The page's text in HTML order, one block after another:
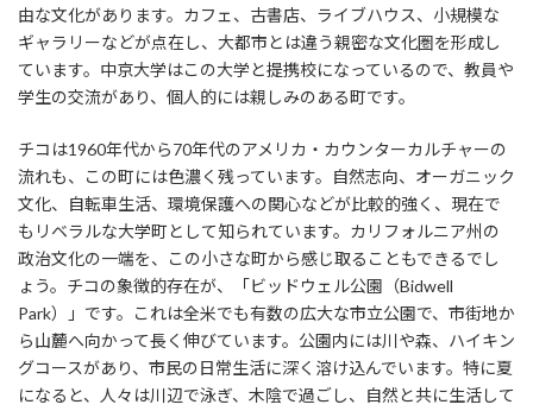
由な文化があります。カフェ、古書店、ライブハウス、小規模な
ギャラリーなどが点在し、大都市とは違う親密な文化圏を形成し
ています。中京大学はこの大学と提携校になっているので、教員や
学生の交流があり、個人的には親しみのある町です。
チコは1960年代から70年代のアメリカ・カウンターカルチャーの
流れも、この町には色濃く残っています。自然志向、オーガニック
文化、自転車生活、環境保護への関心などが比較的強く、現在で
もリベラルな大学町として知られています。カリフォルニア州の
政治文化の一端を、この小さな町から感じ取ることもできるでし
ょう。チコの象徴的存在が、「ビッドウェル公園（Bidwell
Park）」です。これは全米でも有数の広大な市立公園で、市街地か
ら山麓へ向かって長く伸びています。公園内には川や森、ハイキン
グコースがあり、市民の日常生活に深く溶け込んでいます。特に夏
になると、人々は川辺で泳ぎ、木陰で過ごし、自然と共に生活して